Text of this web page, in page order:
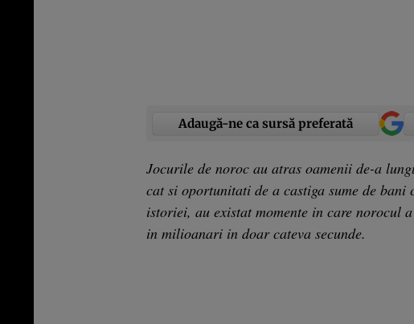
Adaugă-ne ca sursă preferată
Jocurile de noroc au atras oamenii de-a
cat si oportunitati de a castiga sume de
istoriei, au existat momente in care norocul
in milioanari in doar cateva secunde.